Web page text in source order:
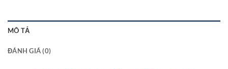
MÔ TẢ
ĐÁNH GIÁ (0)